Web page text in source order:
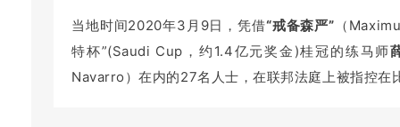
当地时间2020年3月9日，凭借“戒备森严” （
特杯”(Saudi Cup，约1.4亿元奖金)桂冠的练马师
Navarro）在内的27名人士，在联邦法庭上被指控在